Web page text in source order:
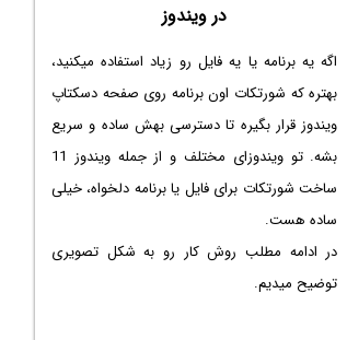
در ویندوز
اگه یه برنامه یا یه فایل رو زیاد استفاده میکنید،
بهتره که شورتکات اون برنامه روی صفحه دسکتاپ
ویندوز قرار بگیره تا دسترسی بهش ساده و سریع
بشه. تو ویندوزای مختلف و از جمله ویندوز 11
ساخت شورتکات برای فایل یا برنامه دلخواه، خیلی
ساده هست.
در ادامه مطلب روش کار رو به شکل تصویری
توضیح میدیم.